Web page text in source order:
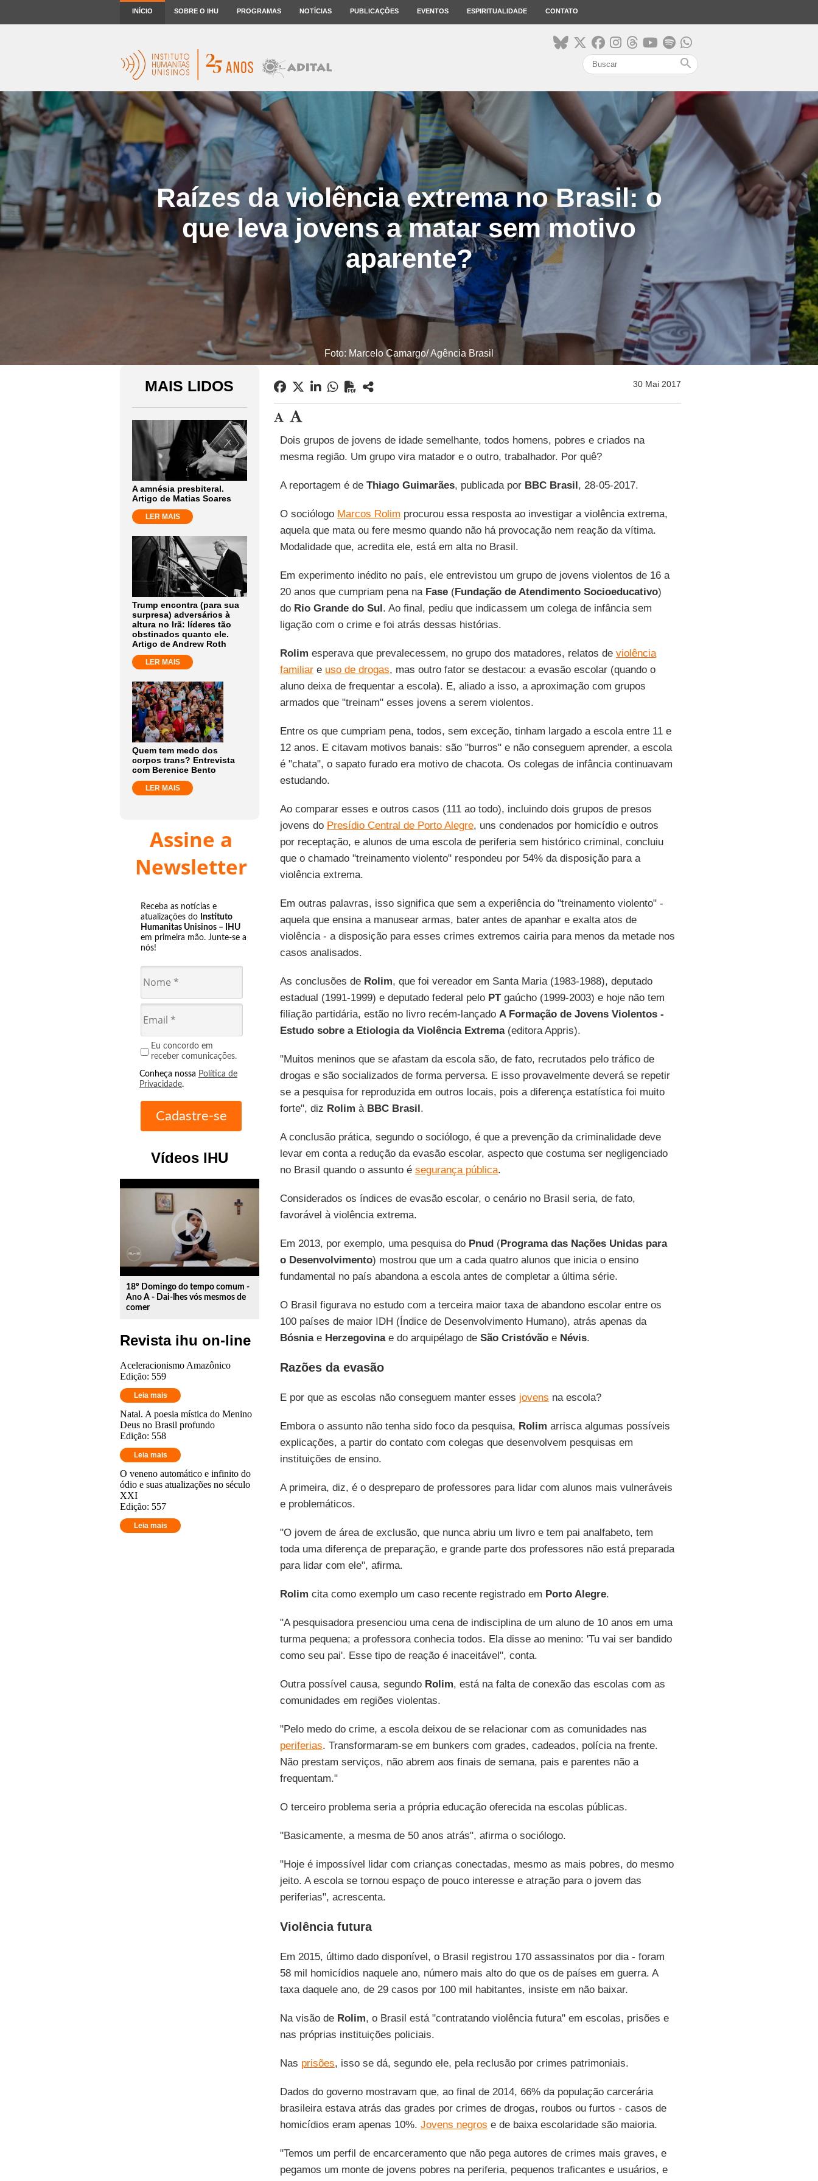
INÍCIO SOBRE O IHU PROGRAMAS NOTÍCIAS PUBLICAÇÕES EVENTOS ESPIRITUALIDADE CONTATO
search
Raízes da violência extrema no Brasil: o
que leva jovens a matar sem motivo
aparente?
Foto: Marcelo Camargo/ Agência Brasil
MAIS LIDOS
A amnésia presbiteral.
Artigo de Matias Soares
LER MAIS
Trump encontra (para sua
surpresa) adversários à
altura no Irã: líderes tão
obstinados quanto ele.
Artigo de Andrew Roth
LER MAIS
Quem tem medo dos
corpos trans? Entrevista
com Berenice Bento
LER MAIS
Assine a
Newsletter
Receba as notícias e
atualizações do Instituto
Humanitas Unisinos – IHU
em primeira mão. Junte-se a
nós!
Eu concordo em
receber comunicações.
Conheça nossa Política de
Privacidade.
Vídeos IHU
play_circle_outline
18º Domingo do tempo comum -
Ano A - Dai-lhes vós mesmos de
comer
Revista ihu on-line
Aceleracionismo Amazônico
Edição: 559
Leia mais
Natal. A poesia mística do Menino
Deus no Brasil profundo
Edição: 558
Leia mais
O veneno automático e infinito do
ódio e suas atualizações no século
XXI
Edição: 557
Leia mais
30 Mai 2017
Dois grupos de jovens de idade semelhante, todos homens, pobres e criados na
mesma região. Um grupo vira matador e o outro, trabalhador. Por quê?
A reportagem é de Thiago Guimarães, publicada por BBC Brasil, 28-05-2017.
O sociólogo Marcos Rolim procurou essa resposta ao investigar a violência extrema,
aquela que mata ou fere mesmo quando não há provocação nem reação da vítima.
Modalidade que, acredita ele, está em alta no Brasil.
Em experimento inédito no país, ele entrevistou um grupo de jovens violentos de 16 a
20 anos que cumpriam pena na Fase(Fundação de Atendimento Socioeducativo)
do Rio Grande do Sul. Ao final, pediu que indicassem um colega de infância sem
ligação com o crime e foi atrás dessas histórias.
Rolim esperava que prevalecessem, no grupo dos matadores, relatos de violência
familiare uso de drogas, mas outro fator se destacou: a evasão escolar (quando o
aluno deixa de frequentar a escola). E, aliado a isso, a aproximação com grupos
armados que "treinam" esses jovens a serem violentos.
Entre os que cumpriam pena, todos, sem exceção, tinham largado a escola entre 11 e
12 anos. E citavam motivos banais: são "burros" e não conseguem aprender, a escola
é "chata", o sapato furado era motivo de chacota. Os colegas de infância continuavam
estudando.
Ao comparar esses e outros casos (111 ao todo), incluindo dois grupos de presos
jovens do Presídio Central de Porto Alegre, uns condenados por homicídio e outros
por receptação, e alunos de uma escola de periferia sem histórico criminal, concluiu
que o chamado "treinamento violento" respondeu por 54% da disposição para a
violência extrema.
Em outras palavras, isso significa que sem a experiência do "treinamento violento" -
aquela que ensina a manusear armas, bater antes de apanhar e exalta atos de
violência - a disposição para esses crimes extremos cairia para menos da metade nos
casos analisados.
As conclusões de Rolim, que foi vereador em Santa Maria (1983-1988), deputado
estadual (1991-1999) e deputado federal pelo PTgaúcho (1999-2003) e hoje não tem
filiação partidária, estão no livro recém-lançado A Formação de Jovens Violentos -
Estudo sobre a Etiologia da Violência Extrema(editora Appris).
"Muitos meninos que se afastam da escola são, de fato, recrutados pelo tráfico de
drogas e são socializados de forma perversa. E isso provavelmente deverá se repetir
se a pesquisa for reproduzida em outros locais, pois a diferença estatística foi muito
forte", diz Rolim à BBC Brasil.
A conclusão prática, segundo o sociólogo, é que a prevenção da criminalidade deve
levar em conta a redução da evasão escolar, aspecto que costuma ser negligenciado
no Brasil quando o assunto é segurança pública.
Considerados os índices de evasão escolar, o cenário no Brasil seria, de fato,
favorável à violência extrema.
Em 2013, por exemplo, uma pesquisa do Pnud(Programa das Nações Unidas para
o Desenvolvimento) mostrou que um a cada quatro alunos que inicia o ensino
fundamental no país abandona a escola antes de completar a última série.
O Brasil figurava no estudo com a terceira maior taxa de abandono escolar entre os
100 países de maior IDH (Índice de Desenvolvimento Humano), atrás apenas da
Bósniae Herzegovinae do arquipélago de São Cristóvãoe Névis.
Razões da evasão
E por que as escolas não conseguem manter esses jovens na escola?
Embora o assunto não tenha sido foco da pesquisa, Rolim arrisca algumas possíveis
explicações, a partir do contato com colegas que desenvolvem pesquisas em
instituições de ensino.
A primeira, diz, é o despreparo de professores para lidar com alunos mais vulneráveis
e problemáticos.
"O jovem de área de exclusão, que nunca abriu um livro e tem pai analfabeto, tem
toda uma diferença de preparação, e grande parte dos professores não está preparada
para lidar com ele", afirma.
Rolim cita como exemplo um caso recente registrado em Porto Alegre.
"A pesquisadora presenciou uma cena de indisciplina de um aluno de 10 anos em uma
turma pequena; a professora conhecia todos. Ela disse ao menino: 'Tu vai ser bandido
como seu pai'. Esse tipo de reação é inaceitável", conta.
Outra possível causa, segundo Rolim, está na falta de conexão das escolas com as
comunidades em regiões violentas.
"Pelo medo do crime, a escola deixou de se relacionar com as comunidades nas
periferias. Transformaram-se em bunkers com grades, cadeados, polícia na frente.
Não prestam serviços, não abrem aos finais de semana, pais e parentes não a
frequentam."
O terceiro problema seria a própria educação oferecida na escolas públicas.
"Basicamente, a mesma de 50 anos atrás", afirma o sociólogo.
"Hoje é impossível lidar com crianças conectadas, mesmo as mais pobres, do mesmo
jeito. A escola se tornou espaço de pouco interesse e atração para o jovem das
periferias", acrescenta.
Violência futura
Em 2015, último dado disponível, o Brasil registrou 170 assassinatos por dia - foram
58 mil homicídios naquele ano, número mais alto do que os de países em guerra. A
taxa daquele ano, de 29 casos por 100 mil habitantes, insiste em não baixar.
Na visão de Rolim, o Brasil está "contratando violência futura" em escolas, prisões e
nas próprias instituições policiais.
Nas prisões, isso se dá, segundo ele, pela reclusão por crimes patrimoniais.
Dados do governo mostravam que, ao final de 2014, 66% da população carcerária
brasileira estava atrás das grades por crimes de drogas, roubos ou furtos - casos de
homicídios eram apenas 10%. Jovens negros e de baixa escolaridade são maioria.
"Temos um perfil de encarceramento que não pega autores de crimes mais graves, e
pegamos um monte de jovens pobres na periferia, pequenos traficantes e usuários, e